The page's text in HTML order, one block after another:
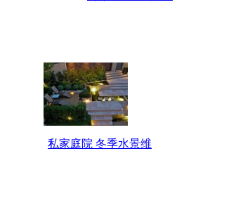
私家庭院 冬季水景维